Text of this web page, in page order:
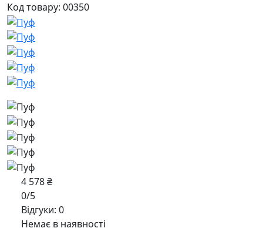
Код товару: 00350
4 578 ₴
0/5
Відгуки: 0
Немає в наявності